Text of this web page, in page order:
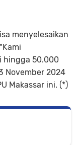
menyelesaikan
hingga 50.000
November 2024
Makassar ini. (*)